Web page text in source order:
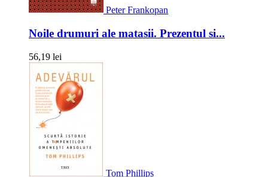
Peter Frankopan
Noile drumuri ale matasii. Prezentul si...
56,19 lei
Tom Phillips